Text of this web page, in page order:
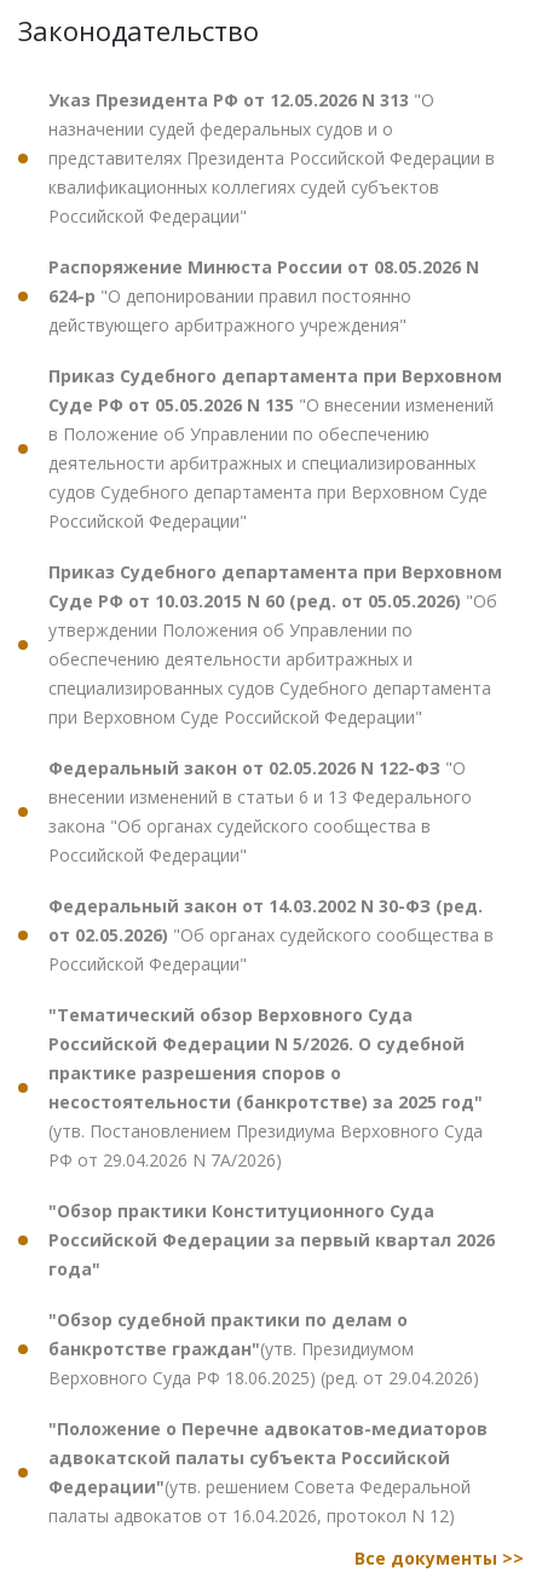
Законодательство
Указ Президента РФ от 12.05.2026 N 313 "О
назначении судей федеральных судов и о
представителях Президента Российской Федерации в
квалификационных коллегиях судей субъектов
Российской Федерации"
Распоряжение Минюста России от 08.05.2026 N
624-р "О депонировании правил постоянно
действующего арбитражного учреждения"
Приказ Судебного департамента при Верховном
Суде РФ от 05.05.2026 N 135 "О внесении изменений
в Положение об Управлении по обеспечению
деятельности арбитражных и специализированных
судов Судебного департамента при Верховном Суде
Российской Федерации"
Приказ Судебного департамента при Верховном
Суде РФ от 10.03.2015 N 60 (ред. от 05.05.2026) "Об
утверждении Положения об Управлении по
обеспечению деятельности арбитражных и
специализированных судов Судебного департамента
при Верховном Суде Российской Федерации"
Федеральный закон от 02.05.2026 N 122-ФЗ "О
внесении изменений в статьи 6 и 13 Федерального
закона "Об органах судейского сообщества в
Российской Федерации"
Федеральный закон от 14.03.2002 N 30-ФЗ (ред.
от 02.05.2026) "Об органах судейского сообщества в
Российской Федерации"
"Тематический обзор Верховного Суда
Российской Федерации N 5/2026. О судебной
практике разрешения споров о
несостоятельности (банкротстве) за 2025 год"
(утв. Постановлением Президиума Верховного Суда
РФ от 29.04.2026 N 7А/2026)
"Обзор практики Конституционного Суда
Российской Федерации за первый квартал 2026
года"
"Обзор судебной практики по делам о
банкротстве граждан"(утв. Президиумом
Верховного Суда РФ 18.06.2025) (ред. от 29.04.2026)
"Положение о Перечне адвокатов-медиаторов
адвокатской палаты субъекта Российской
Федерации"(утв. решением Совета Федеральной
палаты адвокатов от 16.04.2026, протокол N 12)
Все документы >>